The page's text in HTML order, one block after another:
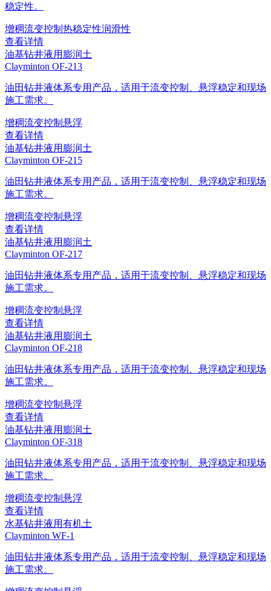
稳定性。
增稠流变控制 热稳定性润滑性
查看详情
油基钻井液用膨润土
Clayminton OF-213
油田钻井液体系专用产品，适用于流变控制、悬浮稳定和现场
施工需求。
增稠流变控制 悬浮
查看详情
油基钻井液用膨润土
Clayminton OF-215
油田钻井液体系专用产品，适用于流变控制、悬浮稳定和现场
施工需求。
增稠流变控制 悬浮
查看详情
油基钻井液用膨润土
Clayminton OF-217
油田钻井液体系专用产品，适用于流变控制、悬浮稳定和现场
施工需求。
增稠流变控制 悬浮
查看详情
油基钻井液用膨润土
Clayminton OF-218
油田钻井液体系专用产品，适用于流变控制、悬浮稳定和现场
施工需求。
增稠流变控制 悬浮
查看详情
油基钻井液用膨润土
Clayminton OF-318
油田钻井液体系专用产品，适用于流变控制、悬浮稳定和现场
施工需求。
增稠流变控制 悬浮
查看详情
水基钻井液用有机土
Clayminton WF-1
油田钻井液体系专用产品，适用于流变控制、悬浮稳定和现场
施工需求。